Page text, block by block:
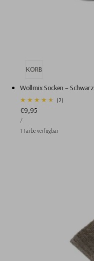
WARENKORB
Wollmix Socken – Schwarz
(2)2
Regulärer
Preis
€9,95
STÜCKPREIS
/PRO
1 Farbe verfügbar